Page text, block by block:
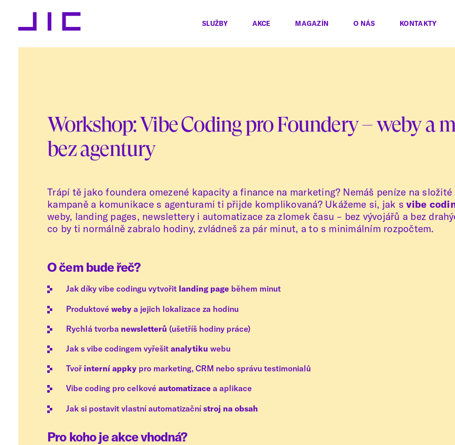
SLUŽBY AKCE MAGAZÍN O NÁS KONTAKTY
Workshop: Vibe Coding pro Foundery – weby a
bez agentury
Trápí tě jako foundera omezené kapacity a finance na marketing? Nemáš peníze na
kampaně a komunikace s agenturami ti přijde komplikovaná? Ukážeme si, jak svibe
weby, landing pages, newslettery i automatizace za zlomek času – bez vývojářů a bez
co by ti normálně zabralo hodiny, zvládneš za pár minut, a to s minimálním rozpočtem.
O čem bude řeč?
Jak díky vibe codingu vytvořit landing page během minut
Produktovéweby a jejich lokalizace za hodinu
Rychlá tvorba newsletterů (ušetříš hodiny práce)
Jak s vibe codingem vyřešitanalytiku webu
Tvoř interní appky pro marketing, CRM nebo správu testimonialů
Vibe coding pro celkovéautomatizace a aplikace
Jak si postavit vlastní automatizačnístroj na obsah
Pro koho je akce vhodná?